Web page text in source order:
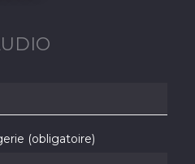
(obligatoire)